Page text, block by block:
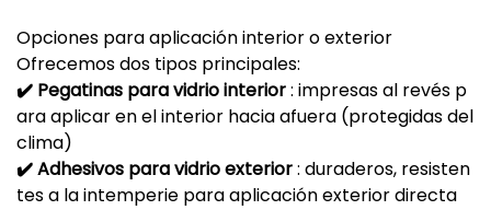
Opciones para aplicación interior o exterior
Ofrecemos dos tipos principales:
✔️ Pegatinas para vidrio interior: impresas al revés p
ara aplicar en el interior hacia afuera (protegidas del
clima)
✔️Adhesivos para vidrio exterior: duraderos, resisten
tes a la intemperie para aplicación exterior directa